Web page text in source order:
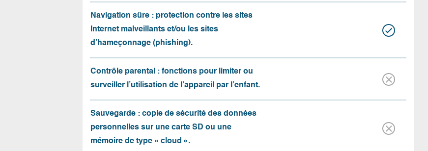
Navigation sûre : protection contre les sites
Internet malveillants et/ou les sites
d’hameçonnage (phishing).
Contrôle parental : fonctions pour limiter ou
surveiller l’utilisation de l’appareil par l’enfant.
Sauvegarde : copie de sécurité des données
personnelles sur une carte SD ou une
mémoire de type « cloud ».